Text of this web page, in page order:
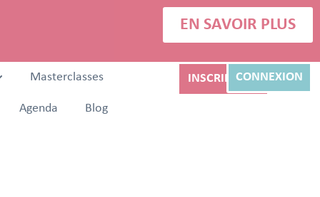
EN SAVOIR PLUS
Masterclasses
Agenda Blog
INSCRIPTIONCONNEXION